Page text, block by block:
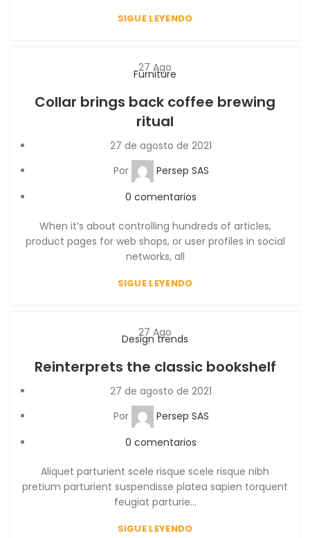
SIGUE LEYENDO
27 Ago
Furniture
Collar brings back coffee brewing
ritual
27 de agosto de 2021
Por
Persep SAS
0 comentarios
When it’s about controlling hundreds of articles,
product pages for web shops, or user profiles in social
networks, all
SIGUE LEYENDO
27 Ago
Design trends
Reinterprets the classic bookshelf
27 de agosto de 2021
Por
Persep SAS
0 comentarios
Aliquet parturient scele risque scele risque nibh
pretium parturient suspendisse platea sapien torquent
feugiat parturie...
SIGUE LEYENDO